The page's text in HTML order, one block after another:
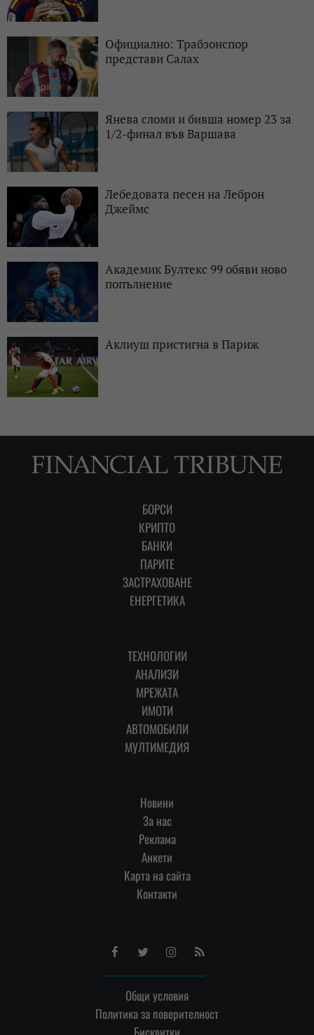
Официално: Трабзонспор
представи Салах
Янева сломи и бивша номер 23 за
1/2-финал във Варшава
Лебедовата песен на Леброн
Джеймс
Академик Бултекс 99 обяви ново
попълнение
Аклиуш пристигна в Париж
БОРСИ
КРИПТО
БАНКИ
ПАРИТЕ
ЗАСТРАХОВАНЕ
ЕНЕРГЕТИКА
ТЕХНОЛОГИИ
АНАЛИЗИ
МРЕЖАТА
ИМОТИ
АВТОМОБИЛИ
МУЛТИМЕДИЯ
Новини
За нас
Реклама
Анкети
Карта на сайта
Контакти
FacebookTwitterInstagram
RSS
Общи условия
Политика за поверителност